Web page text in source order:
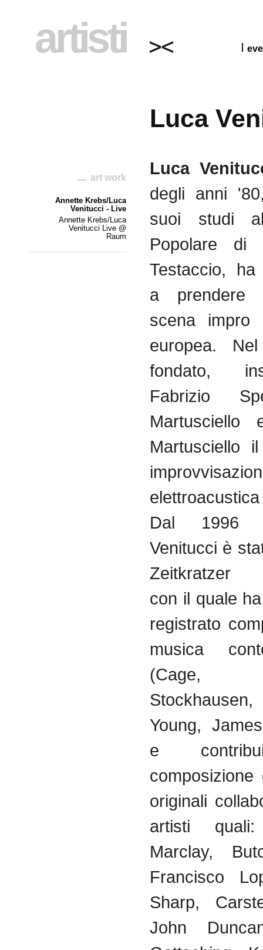
artisti
art work
Annette Krebs/Luca
Venitucci - Live
Annette Krebs/Luca
Venitucci Live @
Raum
Luca
Luca
degli
anni
suoi
studi
Popolare
di
Testaccio,
a prendere
scena
impro
europea. Nel
fondato,
Fabrizio
Martusciello
Martusciello
il
elettroacustica
Dal 1996
Venitucci è
Zeitkratzer
con il quale
registrato
musica
(Cage,
Stockhausen
Young,
e
composizione
originali
artisti
quali:
Marclay,
Francisco
Sharp,
John